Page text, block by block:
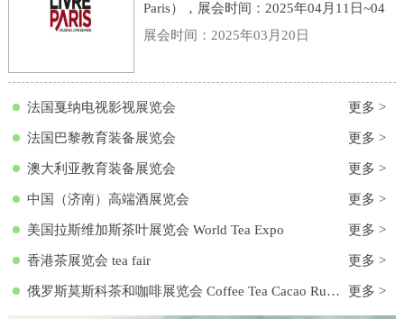
Paris），展会时间：2025年04月11日~04
月13日，展会地点：法国-巴黎-3 Avenue
期
展会时间：2025年03月20日
法国戛纳电视影视展览会 更多 >
法国巴黎教育装备展览会 更多 >
澳大利亚教育装备展览会 更多 >
中国（济南）高端酒展览会 更多 >
美国拉斯维加斯茶叶展览会 World Tea Expo 更多 >
香港茶展览会 tea fair 更多 >
俄罗斯莫斯科茶和咖啡展览会 Coffee Tea Cacao Russian Expo 更多 >